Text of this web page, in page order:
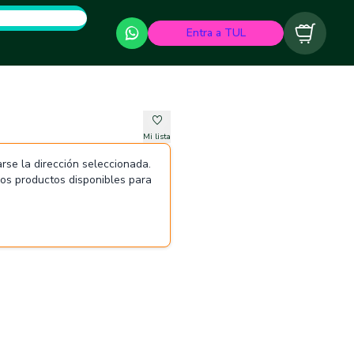
Entra a TUL Carrito
Mi lista
la dirección seleccionada.
productos disponibles para